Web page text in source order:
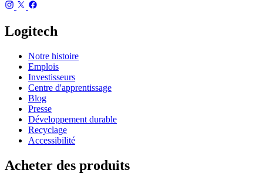
Logitech
Notre histoire
Emplois
Investisseurs
Centre d'apprentissage
Blog
Presse
Développement durable
Recyclage
Accessibilité
Acheter des produits